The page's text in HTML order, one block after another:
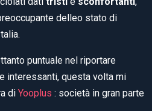
delleo stato di
puntuale nel riportare
interessanti, questa volta mi
di Yooplus : società in gran parte